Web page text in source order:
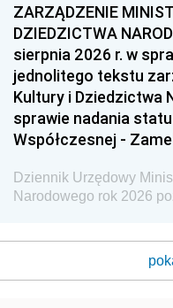
ZARZĄDZENIE
DZIEDZICTWA
sierpnia 2026 r. w
jednolitego tekstu
Kultury i Dziedzictwa
sprawie nadania
Współczesnej -
Dziennik Urzędowy
Narodowego rok 2026